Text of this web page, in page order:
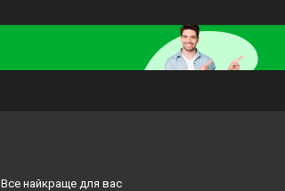
Все найкраще для вас